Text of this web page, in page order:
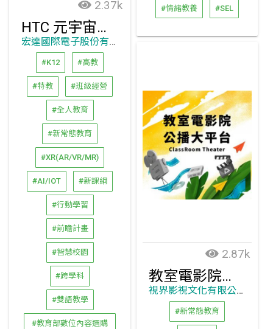
#情緒教養 #SEL
2.37k
HTC 元宇宙教育平臺
宏達國際電子股份有限公司
#K12 #高教
#特教 #班級經營
#全人教育
#新常態教育
#XR(AR/VR/MR)
#AI/IOT #新課綱
#行動學習
#前瞻計畫
#智慧校園
#跨學科
#雙語教學
#教育部數位內容選購
2.87k
教室電影院公播大平台
視界影視文化有限公司
#新常態教育